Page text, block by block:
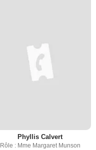
Phyllis Calvert
Rôle : Mme Margaret Munson